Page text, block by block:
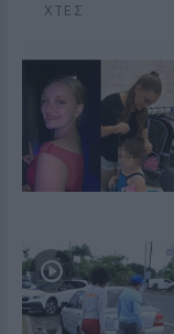
ΧΤΕΣ